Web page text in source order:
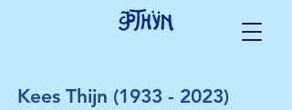
Kees Thijn (1933 - 2023)